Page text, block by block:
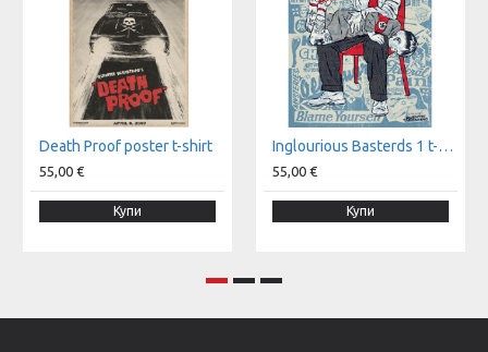
Death Proof poster t-shirt
55,00 €
Купи
Inglourious Basterds 1 t-shirt
55,00 €
Купи